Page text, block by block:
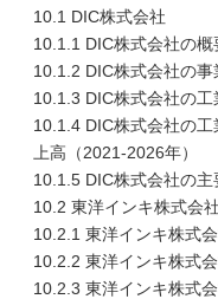
10.1 DIC株式会社
10.1.1 DIC株式会社の概
10.1.2 DIC株式会社の事
10.1.3 DIC株式会社の
10.1.4 DIC株式会社の
上高（2021-2026年）
10.1.5 DIC株式会社の
10.2 東洋インキ株式会社
10.2.1 東洋インキ株式
10.2.2 東洋インキ株式
10.2.3 東洋インキ株式